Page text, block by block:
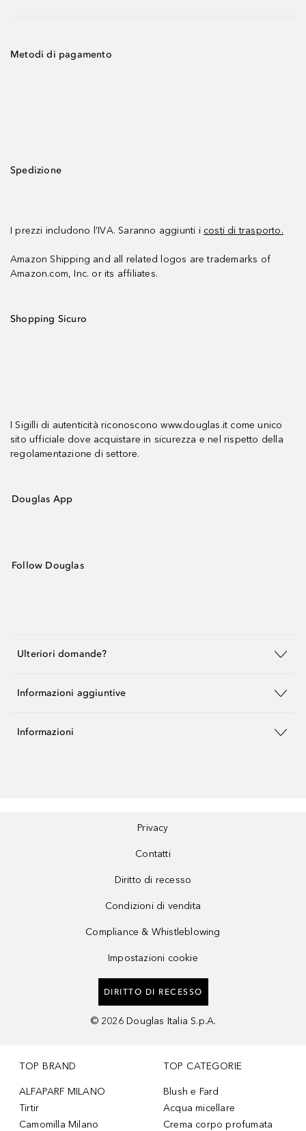
Metodi di pagamento
Spedizione
I prezzi includono l’IVA. Saranno aggiunti i costi di trasporto.
Amazon Shipping and all related logos are trademarks of
Amazon.com, Inc. or its affiliates.
Shopping Sicuro
I Sigilli di autenticità riconoscono www.douglas.it come unico
sito ufficiale dove acquistare in sicurezza e nel rispetto della
regolamentazione di settore.
Douglas App
Follow Douglas
Ulteriori domande?
Informazioni aggiuntive
Informazioni
Privacy
Contatti
Diritto di recesso
Condizioni di vendita
Compliance & Whistleblowing
Impostazioni cookie
DIRITTO DI RECESSO
© 2026 Douglas Italia S.p.A.
TOP BRAND
ALFAPARF MILANO
Tirtir
Camomilla Milano
TOP CATEGORIE
Blush e Fard
Acqua micellare
Crema corpo profumata